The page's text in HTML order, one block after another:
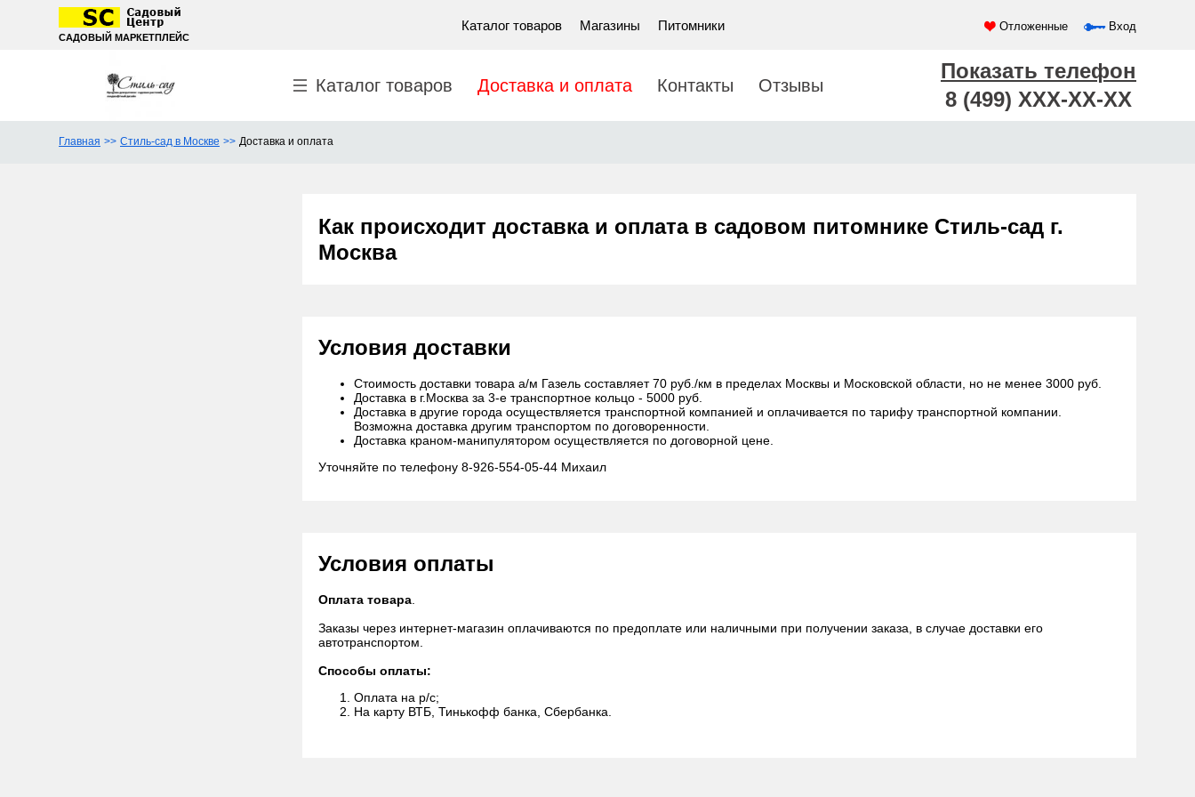
САДОВЫЙ МАРКЕТПЛЕЙС
Каталог товаров Магазины Питомники Отложенные Вход
Каталог товаров Доставка и оплата Контакты Отзывы
Показать телефон
8 (499) XXX-XX-XX
Главная Стиль-сад в Москве Доставка и оплата
Как происходит доставка и оплата в садовом питомнике Стиль-сад г.
Москва
Условия доставки
Стоимость доставки товара а/м Газель составляет 70 руб./км в пределах Москвы и Московской области, но не менее 3000 руб.
Доставка в г.Москва за 3-е транспортное кольцо - 5000 руб.
Доставка в другие города осуществляется транспортной компанией и оплачивается по тарифу транспортной компании.
Возможна доставка другим транспортом по договоренности.
Доставка краном-манипулятором осуществляется по договорной цене.
Уточняйте по телефону 8-926-554-05-44 Михаил
Условия оплаты
Оплата товара.
Заказы через интернет-магазин оплачиваются по предоплате или наличными при получении заказа, в случае доставки его
автотранспортом.
Способы оплаты:
Оплата на р/с;
На карту ВТБ, Тинькофф банка, Сбербанка.